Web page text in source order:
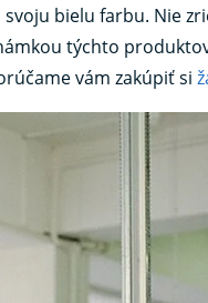
bielu farbu. Nie
týchto
vám zakúpiť si